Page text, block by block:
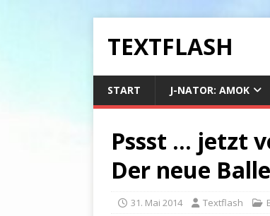
TEXTFLASH
START J-NATOR: AMOK
Pssst … jetzt
Der neue
31. Mai 2014 Textflash